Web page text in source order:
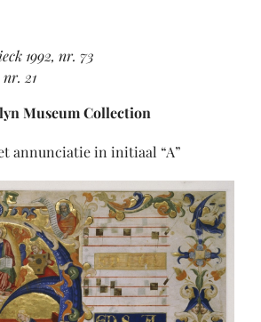
1992, nr. 73
21
Museum Collection
annunciatie in initiaal “A”